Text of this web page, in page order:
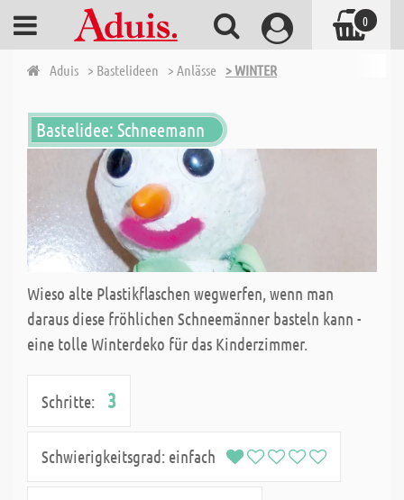
Aduis > Bastelideen > Anlässe > WINTER
Bastelidee: Schneemann
Wieso alte Plastikflaschen wegwerfen, wenn man
daraus diese fröhlichen Schneemänner basteln kann -
eine tolle Winterdeko für das Kinderzimmer.
Schritte: 3
Schwierigkeitsgrad: einfach
0